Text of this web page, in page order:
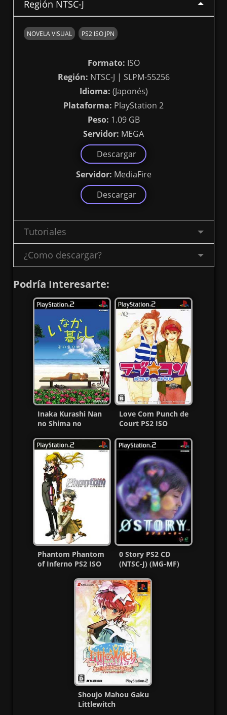
Región NTSC-J
NOVELA VISUAL PS2 ISO JPN
Formato: ISO
Región: NTSC-J | SLPM-55256
Idioma: (Japonés)
Plataforma: PlayStation 2
Peso: 1.09 GB
Servidor: MEGA
Descargar
Servidor: MediaFire
Descargar
Tutoriales
¿Como descargar?
Podría Interesarte:
Inaka Kurashi Nan
no Shima no
NTSC-J
Love Com Punch de
Court PS2 ISO
Phantom Phantom
of Inferno PS2 ISO
0 Story PS2 CD
(NTSC-J) (MG-MF)
Shoujo Mahou Gaku
Littlewitch